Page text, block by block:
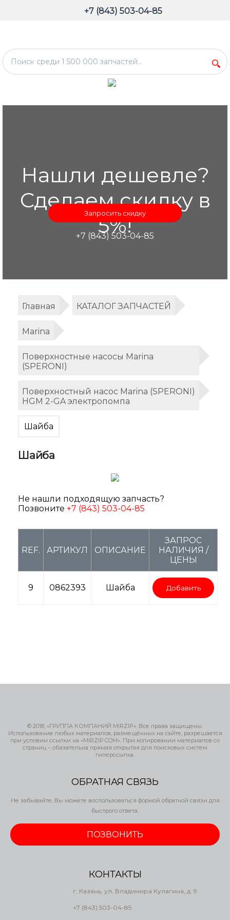
+7 (843) 503-04-85
Нашли дешевле?
Сделаем скидку в
5%!
Запросить скидку
+7 (843) 503-04-85
Главная КАТАЛОГ ЗАПЧАСТЕЙ
Marina
Поверхностные насосы Marina
(SPERONI)
Поверхностный насос Marina (SPERONI)
HGM 2-GA электропомпа
Шайба
Шайба
Не нашли подходящую запчасть?
Позвоните +7 (843) 503-04-85
REF. АРТИКУЛ ОПИСАНИЕ
ЗАПРОС
НАЛИЧИЯ /
ЦЕНЫ
9 0862393 Шайба Добавить
© 2018, «ГРУППА КОМПАНИЙ MIRZIP». Все права защищены.
Использование любых материалов, размещённых на сайте, разрешается
при условии ссылки на «MIRZIP.COM». При копировании материалов со
страниц – обязательна прямая открытая для поисковых систем
гиперссылка.
ОБРАТНАЯ СВЯЗЬ
Не забывайте, Вы можете воспользоваться формой обратной связи для
быстрого ответа.
ПОЗВОНИТЬ
КОНТАКТЫ
г. Казань, ул. Владимира Кулагина, д. 9
+7 (843) 503-04-85